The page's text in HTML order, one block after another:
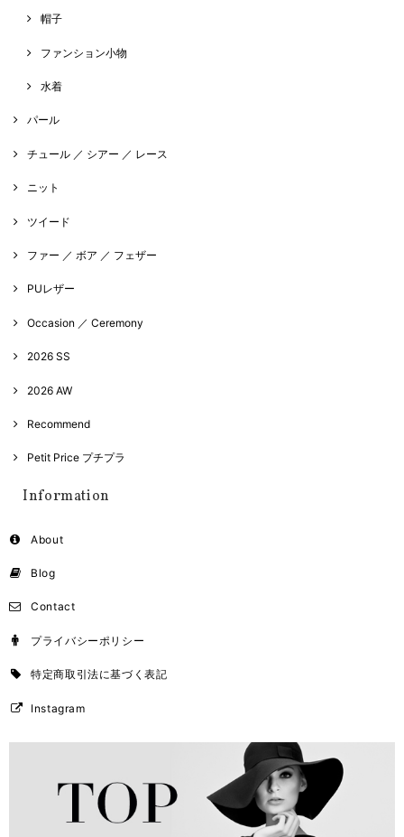
帽子
ファンション小物
水着
パール
チュール ／ シアー ／ レース
ニット
ツイード
ファー ／ ボア ／ フェザー
PUレザー
Occasion ／ Ceremony
2026 SS
2026 AW
Recommend
Petit Price プチプラ
Information
About
Blog
Contact
プライバシーポリシー
特定商取引法に基づく表記
Instagram